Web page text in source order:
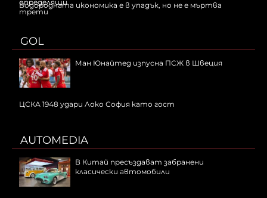
Водородната икономика е в упадък, но не е мъртва
GOL
Ман Юнайтед изпусна ПСЖ в Швеция
ЦСКА 1948 удари Локо София като гост
AUTOMEDIA
В Китай пресъздават забранени
класически автомобили